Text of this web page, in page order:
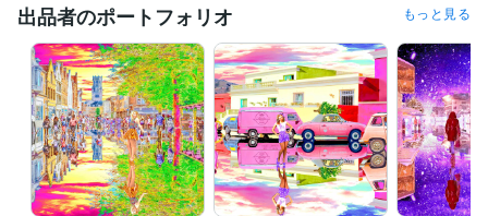
動画編集・映像制作 画像合成、画像修正、タイトル制作、ブログ
合成画像 合成写真 タイトル制作 表紙制作
ブログ記事
アフェリエイト
ニュース記事 スチームパンク サイバーパンク 小説
学歴
東京都立工芸高等学校 1988年3月 ~ 1990年2月
出品者のポートフォリオ もっと見る